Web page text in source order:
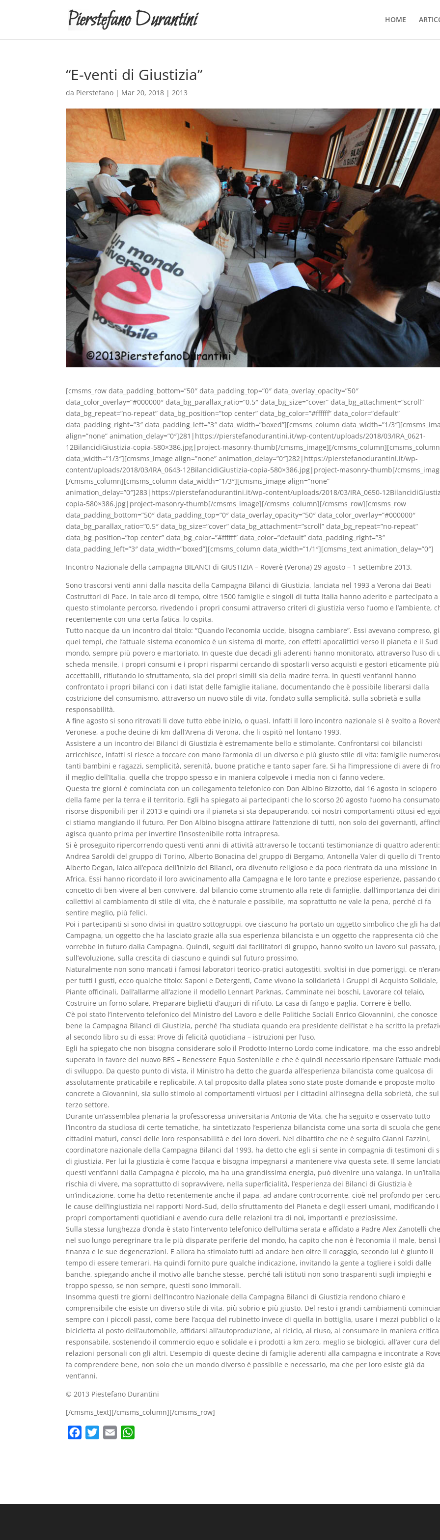
HOME
“E-venti di Giustizia”
da Pierstefano | Mar 20, 2018 |2013
[cmsms_row data_padding_bottom=”50″ data_padding_top=”0″ data_overlay_opacity=”50″
data_color_overlay=”#000000″ data_bg_parallax_ratio=”0.5″ data_bg_size=”cover” data_bg_attachment=”scroll”
data_bg_repeat=”no-repeat” data_bg_position=”top center” data_bg_color=”#ffffff” data_color=”default”
data_padding_right=”3″ data_padding_left=”3″ data_width=”boxed”][cmsms_column data_width=”1/
align=”none” animation_delay=”0″]281|https://pierstefanodurantini.it/wp-content/uploads/2018/03/IRA_0621-
12BilancidiGiustizia-copia-580×386.jpg|project-masonry-thumb[/cmsms_image][/cmsms_column][cmsms_column
data_width=”1/3″][cmsms_image align=”none” animation_delay=”0″]282|https://pierstefanodurantini.it/wp-
content/uploads/2018/03/IRA_0643-12BilancidiGiustizia-copia-580×386.jpg|project-masonry-thumb[/
[/cmsms_column][cmsms_column data_width=”1/3″][cmsms_image align=”none”
animation_delay=”0″]283|https://pierstefanodurantini.it/wp-content/uploads/2018/03/IRA_0650-
copia-580×386.jpg|project-masonry-thumb[/cmsms_image][/cmsms_column][/cmsms_row][cmsms_row
data_padding_bottom=”50″ data_padding_top=”0″ data_overlay_opacity=”50″ data_color_overlay=”#000000″
data_bg_parallax_ratio=”0.5″ data_bg_size=”cover” data_bg_attachment=”scroll” data_bg_repeat=”no-repeat”
data_bg_position=”top center” data_bg_color=”#ffffff” data_color=”default” data_padding_right=”3″
data_padding_left=”3″ data_width=”boxed”][cmsms_column data_width=”1/1″][cmsms_text animation_delay=”0″]
Incontro Nazionale della campagna BILANCI di GIUSTIZIA – Roverè (Verona) 29 agosto – 1 settembre 2013.
Sono trascorsi venti anni dalla nascita della Campagna Bilanci di Giustizia, lanciata nel 1993 a Verona dai Beati
Costruttori di Pace. In tale arco di tempo, oltre 1500 famiglie e singoli di tutta Italia hanno aderito e partecipato a
questo stimolante percorso, rivedendo i propri consumi attraverso criteri di giustizia verso l’uomo e l’ambiente,
recentemente con una certa fatica, lo ospita.
Tutto nacque da un incontro dal titolo: “Quando l’economia uccide, bisogna cambiare”. Essi avevano compreso,
quei tempi, che l’attuale sistema economico è un sistema di morte, con effetti apocalittici verso il pianeta e il Sud
mondo, sempre più povero e martoriato. In queste due decadi gli aderenti hanno monitorato, attraverso l’uso di
scheda mensile, i propri consumi e i propri risparmi cercando di spostarli verso acquisti e gestori eticamente più
accettabili, rifiutando lo sfruttamento, sia dei propri simili sia della madre terra. In questi vent’anni hanno
confrontato i propri bilanci con i dati Istat delle famiglie italiane, documentando che è possibile liberarsi dalla
costrizione del consumismo, attraverso un nuovo stile di vita, fondato sulla semplicità, sulla sobrietà e sulla
responsabilità.
A fine agosto si sono ritrovati li dove tutto ebbe inizio, o quasi. Infatti il loro incontro nazionale si è svolto a Roverè
Veronese, a poche decine di km dall’Arena di Verona, che li ospitò nel lontano 1993.
Assistere a un incontro dei Bilanci di Giustizia è estremamente bello e stimolante. Confrontarsi coi bilancisti
arricchisce, infatti si riesce a toccare con mano l’armonia di un diverso e più giusto stile di vita: famiglie
tanti bambini e ragazzi, semplicità, serenità, buone pratiche e tanto saper fare. Si ha l’impressione di avere di
il meglio dell’Italia, quella che troppo spesso e in maniera colpevole i media non ci fanno vedere.
Questa tre giorni è cominciata con un collegamento telefonico con Don Albino Bizzotto, dal 16 agosto in sciopero
della fame per la terra e il territorio. Egli ha spiegato ai partecipanti che lo scorso 20 agosto l’uomo ha
risorse disponibili per il 2013 e quindi ora il pianeta si sta depauperando, coi nostri comportamenti ottusi ed
ci stiamo mangiando il futuro. Per Don Albino bisogna attirare l’attenzione di tutti, non solo dei governanti,
agisca quanto prima per invertire l’insostenibile rotta intrapresa.
Si è proseguito ripercorrendo questi venti anni di attività attraverso le toccanti testimonianze di quattro aderenti:
Andrea Saroldi del gruppo di Torino, Alberto Bonacina del gruppo di Bergamo, Antonella Valer di quello di
Alberto Degan, laico all’epoca dell’inizio dei Bilanci, ora divenuto religioso e da poco rientrato da una missione in
Africa. Essi hanno ricordato il loro avvicinamento alla Campagna e le loro tante e preziose esperienze, passando
concetto di ben-vivere al ben-convivere, dal bilancio come strumento alla rete di famiglie, dall’importanza dei
collettivi al cambiamento di stile di vita, che è naturale e possibile, ma soprattutto ne vale la pena, perché ci fa
sentire meglio, più felici.
Poi i partecipanti si sono divisi in quattro sottogruppi, ove ciascuno ha portato un oggetto simbolico che gli ha
Campagna, un oggetto che ha lasciato grazie alla sua esperienza bilancista e un oggetto che rappresenta ciò che
vorrebbe in futuro dalla Campagna. Quindi, seguiti dai facilitatori di gruppo, hanno svolto un lavoro sul passato,
sull’evoluzione, sulla crescita di ciascuno e quindi sul futuro prossimo.
Naturalmente non sono mancati i famosi laboratori teorico-pratici autogestiti, svoltisi in due pomeriggi, ce
per tutti i gusti, ecco qualche titolo: Saponi e Detergenti, Come vivono la solidarietà i Gruppi di Acquisto Solidale,
Piante officinali, Dall’allarme all’azione il modello Lennart Parknas, Camminate nei boschi, Lavorare col telaio,
Costruire un forno solare, Preparare biglietti d’auguri di rifiuto, La casa di fango e paglia, Correre è bello.
C’è poi stato l’intervento telefonico del Ministro del Lavoro e delle Politiche Sociali Enrico Giovannini, che conosce
bene la Campagna Bilanci di Giustizia, perché l’ha studiata quando era presidente dell’Istat e ha scritto la
al secondo libro su di essa: Prove di felicità quotidiana – istruzioni per l’uso.
Egli ha spiegato che non bisogna considerare solo il Prodotto Interno Lordo come indicatore, ma che esso
superato in favore del nuovo BES – Benessere Equo Sostenibile e che è quindi necessario ripensare l’attuale
di sviluppo. Da questo punto di vista, il Ministro ha detto che guarda all’esperienza bilancista come qualcosa di
assolutamente praticabile e replicabile. A tal proposito dalla platea sono state poste domande e proposte molto
concrete a Giovannini, sia sullo stimolo ai comportamenti virtuosi per i cittadini all’insegna della sobrietà, che sul
terzo settore.
Durante un’assemblea plenaria la professoressa universitaria Antonia de Vita, che ha seguito e osservato tutto
l’incontro da studiosa di certe tematiche, ha sintetizzato l’esperienza bilancista come una sorta di scuola che
cittadini maturi, consci delle loro responsabilità e dei loro doveri. Nel dibattito che ne è seguito Gianni Fazzini,
coordinatore nazionale della Campagna Bilanci dal 1993, ha detto che egli si sente in compagnia di testimoni di
di giustizia. Per lui la giustizia è come l’acqua e bisogna impegnarsi a mantenere viva questa sete. Il seme
questi vent’anni dalla Campagna è piccolo, ma ha una grandissima energia, può divenire una valanga. In
rischia di vivere, ma soprattutto di sopravvivere, nella superficialità, l’esperienza dei Bilanci di Giustizia è
un’indicazione, come ha detto recentemente anche il papa, ad andare controcorrente, cioè nel profondo per
le cause dell’ingiustizia nei rapporti Nord-Sud, dello sfruttamento del Pianeta e degli esseri umani, modificando i
propri comportamenti quotidiani e avendo cura delle relazioni tra di noi, importanti e preziosissime.
Sulla stessa lunghezza d’onda è stato l’intervento telefonico dell’ultima serata e affidato a Padre Alex Zanotelli
nel suo lungo peregrinare tra le più disparate periferie del mondo, ha capito che non è l’economia il male, bensì
finanza e le sue degenerazioni. E allora ha stimolato tutti ad andare ben oltre il coraggio, secondo lui è giunto il
tempo di essere temerari. Ha quindi fornito pure qualche indicazione, invitando la gente a togliere i soldi dalle
banche, spiegando anche il motivo alle banche stesse, perché tali istituti non sono trasparenti sugli impieghi e
troppo spesso, se non sempre, questi sono immorali.
Insomma questi tre giorni dell’Incontro Nazionale della Campagna Bilanci di Giustizia rendono chiaro e
comprensibile che esiste un diverso stile di vita, più sobrio e più giusto. Del resto i grandi cambiamenti
sempre con i piccoli passi, come bere l’acqua del rubinetto invece di quella in bottiglia, usare i mezzi pubblici o
bicicletta al posto dell’automobile, affidarsi all’autoproduzione, al riciclo, al riuso, al consumare in maniera critica
responsabile, sostenendo il commercio equo e solidale e i prodotti a km zero, meglio se biologici, all’aver cura
relazioni personali con gli altri. L’esempio di queste decine di famiglie aderenti alla campagna e incontrate a
fa comprendere bene, non solo che un mondo diverso è possibile e necessario, ma che per loro esiste già da
vent’anni.
© 2013 Piestefano Durantini
[/cmsms_text][/cmsms_column][/cmsms_row]
o
e
A